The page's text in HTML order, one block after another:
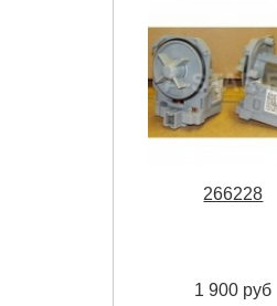
266228
1 900 руб